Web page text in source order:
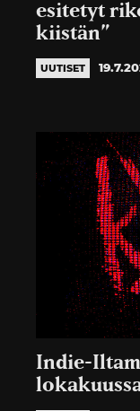
esitetyt
kiistän”
UUTISET
Indie-